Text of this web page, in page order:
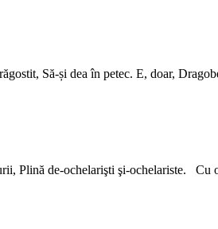
Să-și dea în petec. E, doar,
Plină de-ochelarişti şi-ochelariste. Cu